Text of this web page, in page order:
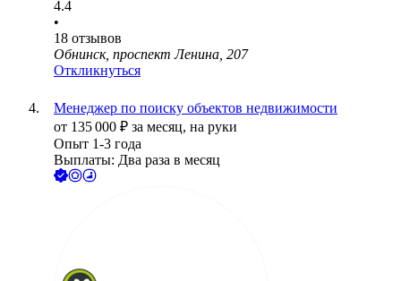
4.4
•
18 отзывов
Обнинск, проспект Ленина, 207
Откликнуться
Менеджер по поиску объектов недвижимости
от 135 000 ₽ за месяц, на руки
Опыт 1-3 года
Выплаты: Два раза в месяц